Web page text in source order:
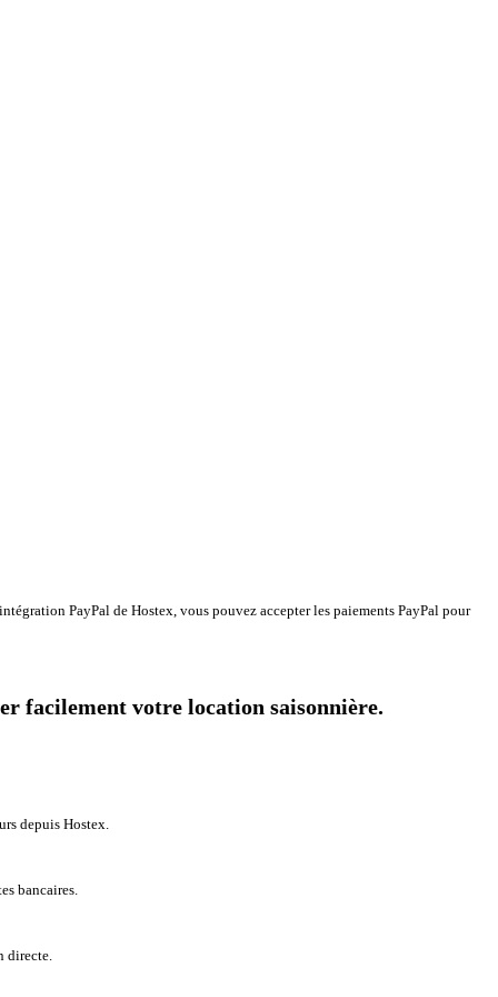
PayPal de Hostex, vous pouvez accepter les paiements PayPal pour
facilement votre location saisonnière.
depuis Hostex.
bancaires.
directe.